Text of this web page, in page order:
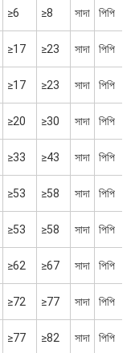
≥6 ≥8 সাদা পিপি
≥17 ≥23 সাদা পিপি
≥17 ≥23 সাদা পিপি
≥20 ≥30 সাদা পিপি
≥33 ≥43 সাদা পিপি
≥53 ≥58 সাদা পিপি
≥53 ≥58 সাদা পিপি
≥62 ≥67 সাদা পিপি
≥72 ≥77 সাদা পিপি
≥77 ≥82 সাদা পিপি